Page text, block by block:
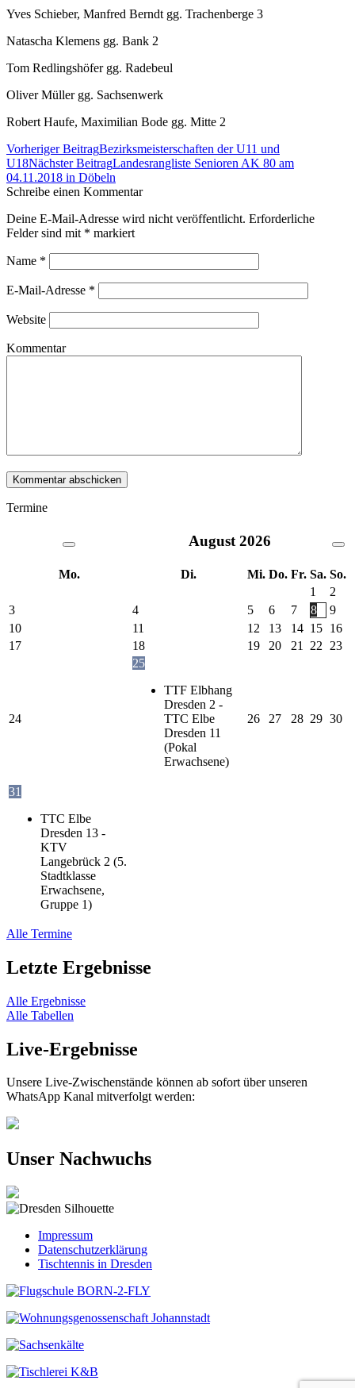
Yves Schieber, Manfred Berndt gg. Trachenberge 3
Natascha Klemens gg. Bank 2
Tom Redlingshöfer gg. Radebeul
Oliver Müller gg. Sachsenwerk
Robert Haufe, Maximilian Bode gg. Mitte 2
Beitrags-
Navigation
Vorheriger BeitragBezirksmeisterschaften der U11 und
U18Nächster BeitragLandesrangliste Senioren AK 80 am
04.11.2018 in Döbeln
Schreibe einen Kommentar
Deine E-Mail-Adresse wird nicht veröffentlicht. Erforderliche
Felder sind mit * markiert
Name *
E-Mail-Adresse *
Website
Kommentar
Termine
August 2026
Mo. Di. Mi. Do. Fr. Sa. So.
1
2
3
4 5 6 7 8
9
10
11 12 13 14 15 16
17
18 19 20 21 22 23
24
25
TTF Elbhang
Dresden 2 -
TTC Elbe
Dresden 11
(Pokal
Erwachsene)
26 27 28 29 30
31
TTC Elbe
Dresden 13 -
KTV
Langebrück 2 (5.
Stadtklasse
Erwachsene,
Gruppe 1)
Alle Termine
Letzte Ergebnisse
Alle Ergebnisse
Alle Tabellen
Live-Ergebnisse
Unsere Live-Zwischenstände können ab sofort über unseren
WhatsApp Kanal mitverfolgt werden:
Unser Nachwuchs
Impressum
Datenschutzerklärung
Tischtennis in Dresden